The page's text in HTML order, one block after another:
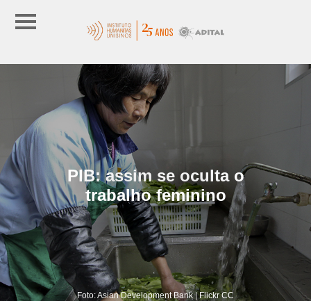
PIB: assim se oculta o
trabalho feminino
Foto: Asian Development Bank | Flickr CC